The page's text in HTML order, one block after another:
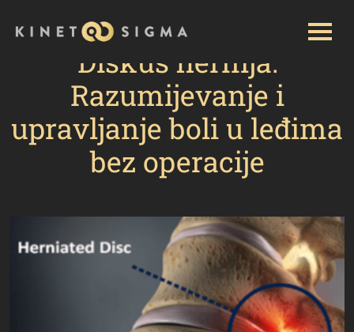
Razumijevanje i upravljanje boli u leđima bez operacije
Diskus hernija:
Razumijevanje i
upravljanje boli u leđima
bez operacije